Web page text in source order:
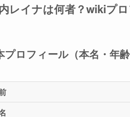
レイナは何者？wikiプ
プロフィール（本名・年齢